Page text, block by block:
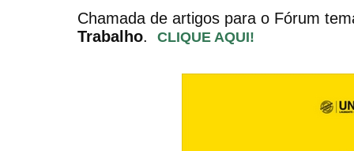
Chamada de artigos para o Fórum
Trabalho. CLIQUE AQUI!